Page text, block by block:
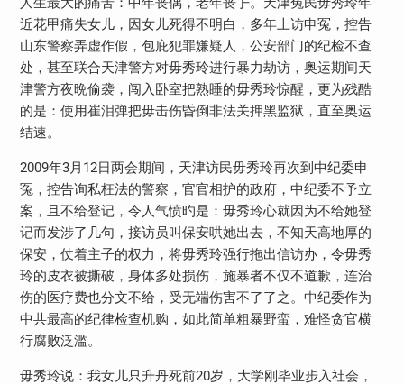
近花甲痛失女儿，因女儿死得不明白，多年上访申冤，控告
山东警察弄虚作假，包庇犯罪嫌疑人，公安部门的纪检不查
处，甚至联合天津警方对毋秀玲进行暴力劫访，奥运期间天
津警方夜晩偷袭，闯入卧室把熟睡的毋秀玲惊醒，更为残酷
的是：使用崔泪弹把毋击伤昏倒非法关押黑监狱，直至奥运
结速。
2009年3月12日两会期间，天津访民毋秀玲再次到中纪委申
冤，控告询私枉法的警察，官官相护的政府，中纪委不予立
案，且不给登记，令人气愤旳是：毋秀玲心就因为不给她登
记而发涉了几句，接访员叫保安哄她出去，不知天高地厚的
保安，仗着主子的权力，将毋秀玲强行拖出信访办，令毋秀
玲的皮衣被撕破，身体多处损伤，施暴者不仅不道歉，连治
伤的医疗费也分文不给，受无端伤害不了了之。中纪委作为
中共最高的纪律检查机购，如此简单粗暴野蛮，难怪贪官横
行腐败泛滥。
毋秀玲说：我女儿只升丹死前20岁，大学刚毕业步入社会，